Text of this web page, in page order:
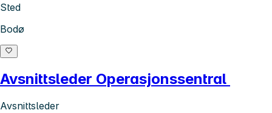
Sted
Bodø
Avsnittsleder Operasjonssentral
Avsnittsleder